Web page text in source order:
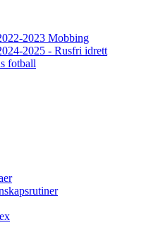
2023 Mobbing
2025 - Rusfri idrett
fotball